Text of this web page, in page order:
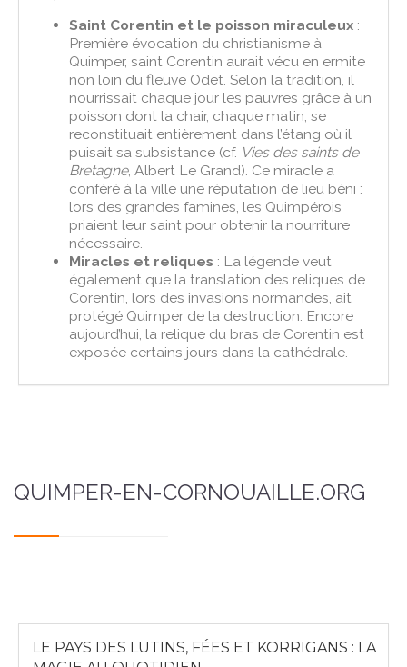
Saint Corentin et le poisson miraculeux :
Première évocation du christianisme à
Quimper, saint Corentin aurait vécu en ermite
non loin du fleuve Odet. Selon la tradition, il
nourrissait chaque jour les pauvres grâce à un
poisson dont la chair, chaque matin, se
reconstituait entièrement dans l’étang où il
puisait sa subsistance (cf. Vies des saints de
Bretagne, Albert Le Grand). Ce miracle a
conféré à la ville une réputation de lieu béni :
lors des grandes famines, les Quimpérois
priaient leur saint pour obtenir la nourriture
nécessaire.
Miracles et reliques : La légende veut
également que la translation des reliques de
Corentin, lors des invasions normandes, ait
protégé Quimper de la destruction. Encore
aujourd’hui, la relique du bras de Corentin est
exposée certains jours dans la cathédrale.
QUIMPER-EN-CORNOUAILLE.ORG
LE PAYS DES LUTINS, FÉES ET KORRIGANS : LA